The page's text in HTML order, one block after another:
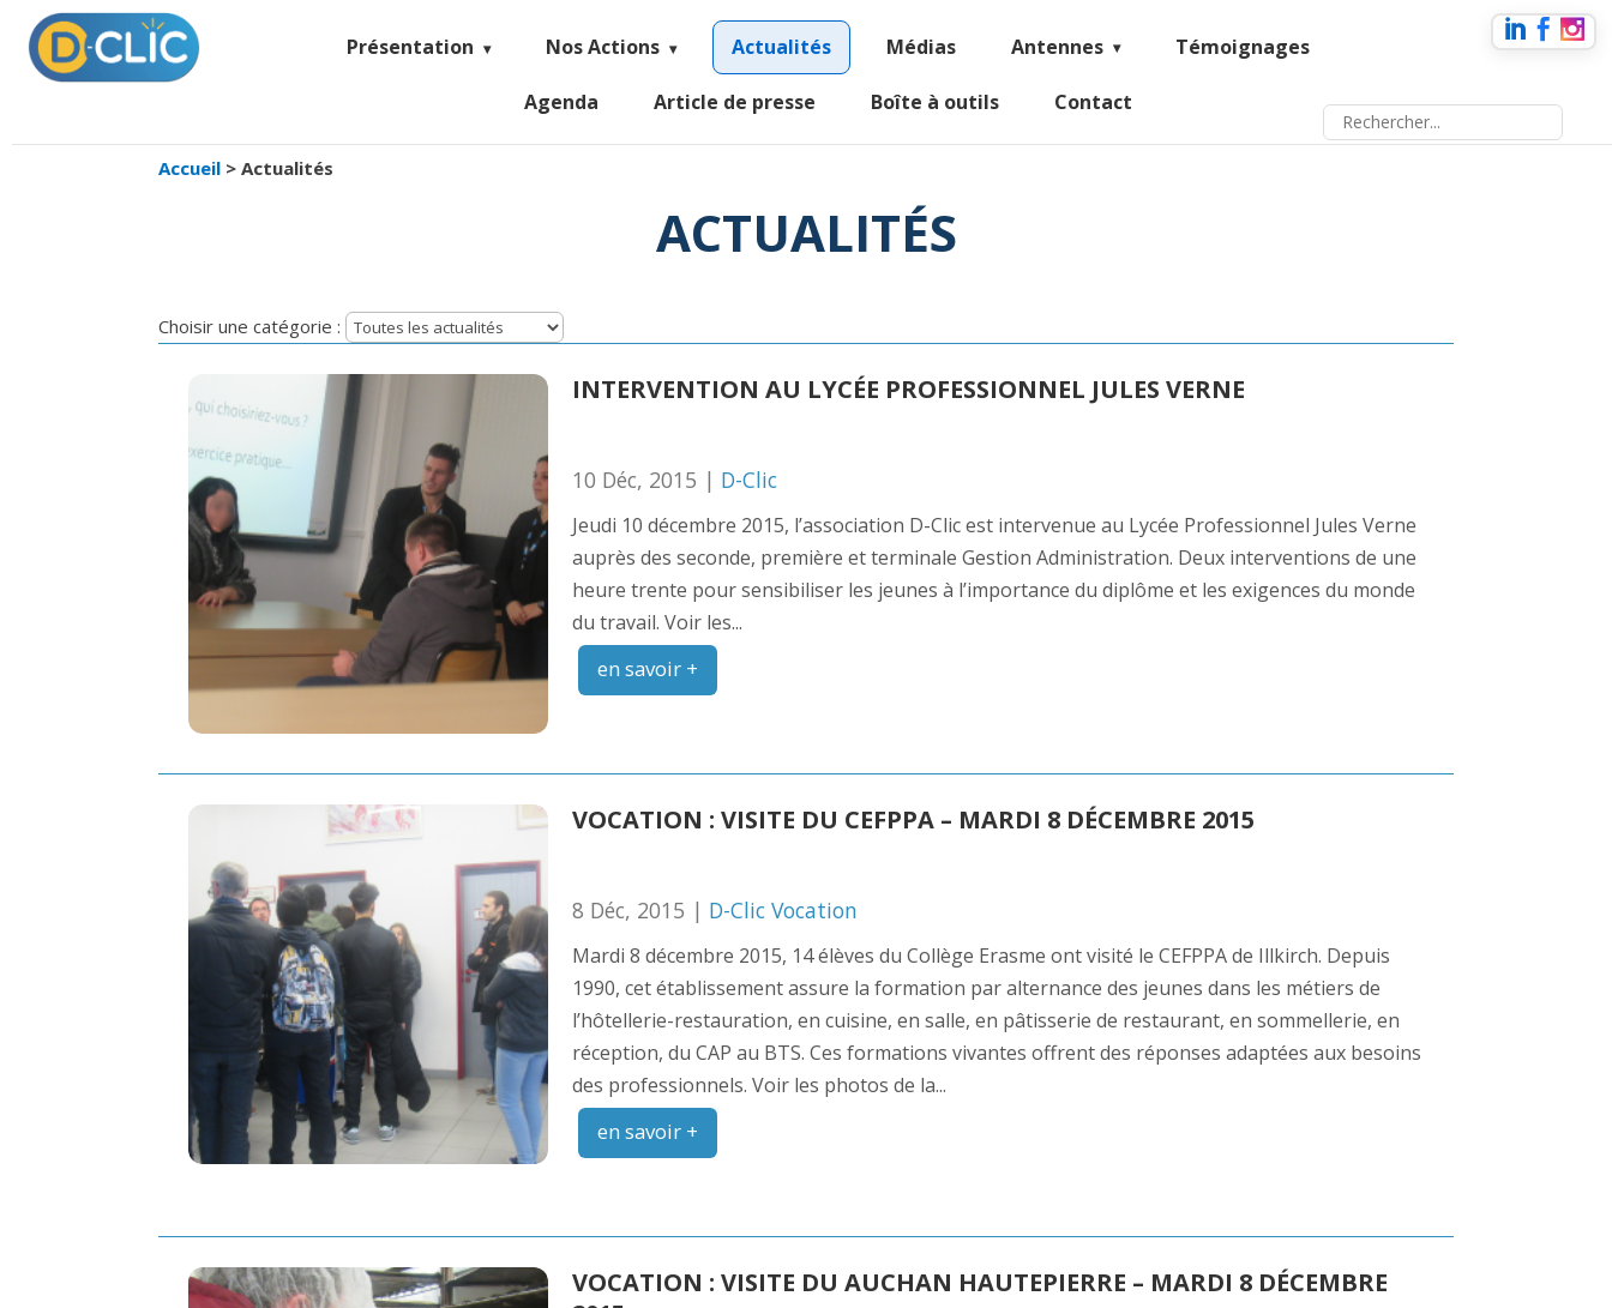
Présentation Nos Actions Actualités Médias Antennes Témoignages
Agenda Article de presse Boîte à outils Contact
Accueil > Actualités
ACTUALITÉS
Choisir une catégorie :
INTERVENTION AU LYCÉE PROFESSIONNEL JULES VERNE
10 Déc, 2015 | D-Clic
Jeudi 10 décembre 2015, l’association D-Clic est intervenue au Lycée Professionnel Jules Verne
auprès des seconde, première et terminale Gestion Administration. Deux interventions de une
heure trente pour sensibiliser les jeunes à l’importance du diplôme et les exigences du monde
du travail. Voir les...
en savoir +
VOCATION : VISITE DU CEFPPA – MARDI 8 DÉCEMBRE 2015
8 Déc, 2015 | D-Clic Vocation
Mardi 8 décembre 2015, 14 élèves du Collège Erasme ont visité le CEFPPA de Illkirch. Depuis
1990, cet établissement assure la formation par alternance des jeunes dans les métiers de
l’hôtellerie-restauration, en cuisine, en salle, en pâtisserie de restaurant, en sommellerie, en
réception, du CAP au BTS. Ces formations vivantes offrent des réponses adaptées aux besoins
des professionnels. Voir les photos de la...
en savoir +
VOCATION : VISITE DU AUCHAN HAUTEPIERRE – MARDI 8 DÉCEMBRE